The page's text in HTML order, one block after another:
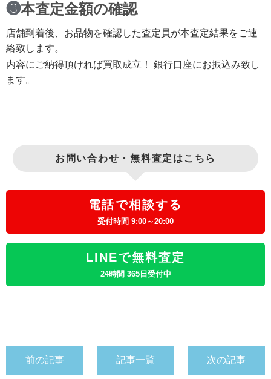
❸本査定金額の確認
店舗到着後、お品物を確認した査定員が本査定結果をご連
絡致します。
内容にご納得頂ければ買取成立！ 銀行口座にお振込み致し
ます。
お問い合わせ・無料査定はこちら
電話で相談する
受付時間 9:00～20:00
LINEで無料査定
24時間 365日受付中
前の記事 記事一覧 次の記事